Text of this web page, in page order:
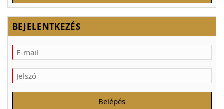
BEJELENTKEZÉS